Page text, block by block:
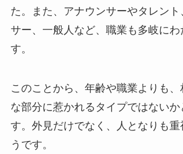
た。また、アナウンサーやタレン
サー、一般人など、職業も多岐にわ
す。
このことから、年齢や職業よりも
な部分に惹かれるタイプではないか
す。外見だけでなく、人となりも重
うです。